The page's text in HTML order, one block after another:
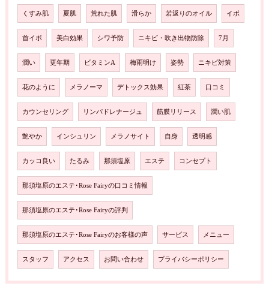
くすみ肌 夏肌 荒れた肌 滑らか 若返りのオイル イボ
首イボ 美白効果 シワ予防 ニキビ・吹き出物防除 7月
潤い 更年期 ビタミンA 梅雨明け 姿勢 ニキビ対策
花のように メラノーマ デトックス効果 紅茶 口コミ
カウンセリング リンパドレナージュ 筋膜リリース 潤い肌
艶やか インシュリン メラノサイト 自身 透明感
カッコ良い たるみ 那須塩原 エステ コンセプト
那須塩原のエステ･Rose Fairyの口コミ情報
那須塩原のエステ･Rose Fairyの評判
那須塩原のエステ･Rose Fairyのお客様の声 サービス メニュー
スタッフ アクセス お問い合わせ プライバシーポリシー